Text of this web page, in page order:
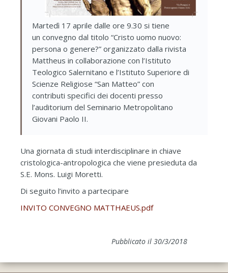
Martedì 17 aprile dalle ore 9.30 si tiene
un convegno dal titolo “Cristo uomo nuovo:
persona o genere?” organizzato dalla rivista
Mattheus in collaborazione con l’Istituto
Teologico Salernitano e l’Istituto Superiore di
Scienze Religiose “San Matteo” con
contributi specifici dei docenti presso
l’auditorium del Seminario Metropolitano
Giovani Paolo II.
Una giornata di studi interdisciplinare in chiave
cristologica-antropologica che viene presieduta da
S.E. Mons. Luigi Moretti.
Di seguito l’invito a partecipare
INVITO CONVEGNO MATTHAEUS.pdf
Pubblicato il 30/3/2018